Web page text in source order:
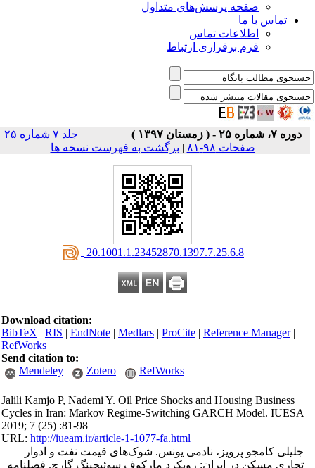
صفحه پرسش‌های متداول
تماس با ما
اطلاعات تماس
فرم برقراری ارتباط
دوره ۷، شماره ۲۵ - ( زمستان ۱۳۹۷ )
جلد ۷ شماره ۲۵
صفحات ۹۸-۸۱
| برگشت به فهرست نسخه ها
‎ 20.1001.1.23452870.1397.7.25.6.8
Download citation:
BibTeX|RIS|EndNote|Medlars|ProCite|Reference Manager
RefWorks
Send citation to:
Mendeley
Zotero RefWorks
Jalili Kamjo P, Nademi Y. Oil Price Shocks and Housing Business
Cycles in Iran: Markov Regime-Switching GARCH Model. IUESA
2019; 7 (25) :81-98
URL:http://iueam.ir/article-1-1077-fa.html
جلیلی کامجو پرویز، نادمی یونس. شوک‌های قیمت نفت و ادوار
تجاری مسکن در ایران: رویکرد مارکوف سوئیچینگ گارچ. فصلنامه